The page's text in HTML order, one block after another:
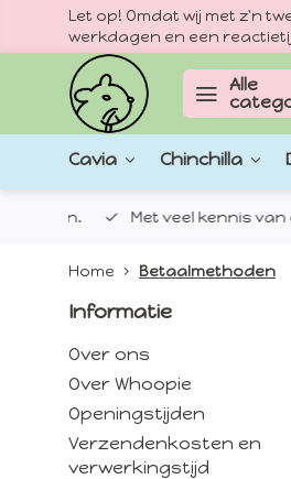
Let op! Omdat wij met z'n
werkdagen en een
Alle
Cavia Chinchilla
Met veel kennis van
Home Betaalmethoden
Informatie
Over ons
Over Whoopie
Openingstijden
Verzendenkosten en
verwerkingstijd